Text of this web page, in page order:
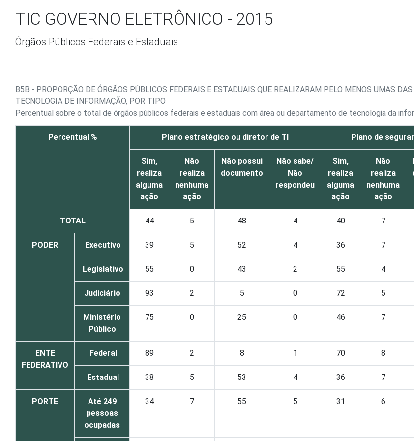
TIC GOVERNO ELETRÔNICO - 2015
Órgãos Públicos Federais e Estaduais
B5B - PROPORÇÃO DE ÓRGÃOS PÚBLICOS FEDERAIS E ESTADUAIS QUE REALIZARAM PELO MENOS UMAS
TECNOLOGIA DE INFORMAÇÃO, POR TIPO
Percentual sobre o total de órgãos públicos federais e estaduais com área ou departamento de tecnologia da
Percentual % Plano estratégico ou diretor de TI Plano de
Sim,
realiza
alguma
ação
Não
realiza
nenhuma
ação
Não possui
documento
Não sabe/
Não
respondeu
Sim,
realiza
alguma
ação
Não
realiza
nenhuma
ação
TOTAL 44 5 48 4 40 7
PODER Executivo 39 5 52 4 36 7
Legislativo 55 0 43 2 55 4
Judiciário 93 2 5 0 72 5
Ministério
Público
75 0 25 0 46 7
ENTE
FEDERATIVO
Federal 89 2 8 1 70 8
Estadual 38 5 53 4 36 7
PORTE
Até 249
pessoas
ocupadas
34 7 55 5 31 6